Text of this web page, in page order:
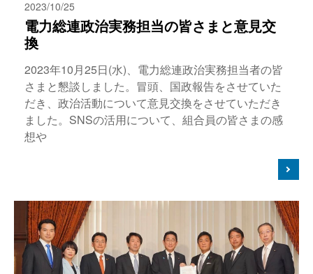
2023/10/25
電力総連政治実務担当の皆さまと意見交
換
2023年10月25日(水)、電力総連政治実務担当者の皆
さまと懇談しました。冒頭、国政報告をさせていた
だき、政治活動について意見交換をさせていただき
ました。SNSの活用について、組合員の皆さまの感
想や